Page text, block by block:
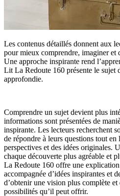
Les contenus détaillés donnent aux
pour mieux comprendre, imaginer et
Une approche inspirante rend
Lit La Redoute 160 présente le sujet
approfondie.
Comprendre un sujet devient plus
informations sont présentées de
inspirante. Les lecteurs recherchent
de répondre à leurs questions tout
perspectives et des idées originales.
chaque découverte plus agréable et
La Redoute 160 offre une
accompagnée d’idées inspirantes et
d’obtenir une vision plus complète
possibilités qu’il peut offrir.